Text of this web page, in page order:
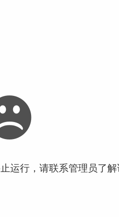
运行，请联系管理员了